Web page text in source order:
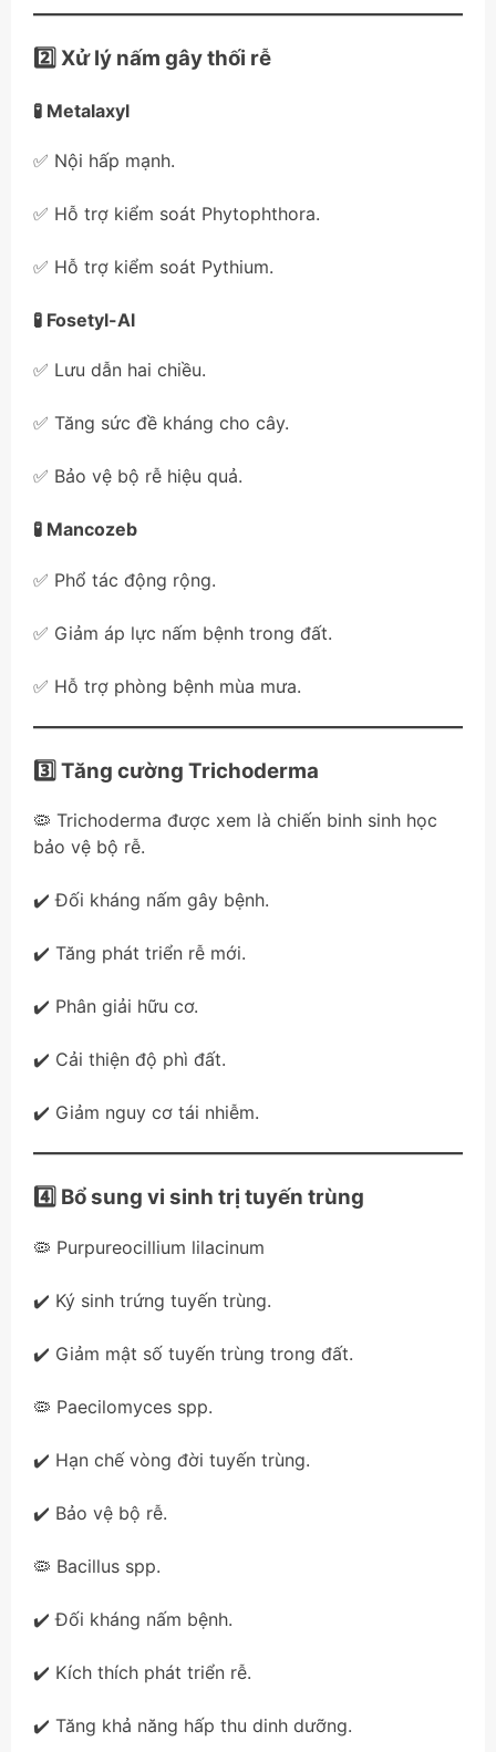
2️⃣ Xử lý nấm gây thối rễ
🧪 Metalaxyl
✅ Nội hấp mạnh.
✅ Hỗ trợ kiểm soát Phytophthora.
✅ Hỗ trợ kiểm soát Pythium.
🧪 Fosetyl-Al
✅ Lưu dẫn hai chiều.
✅ Tăng sức đề kháng cho cây.
✅ Bảo vệ bộ rễ hiệu quả.
🧪 Mancozeb
✅ Phổ tác động rộng.
✅ Giảm áp lực nấm bệnh trong đất.
✅ Hỗ trợ phòng bệnh mùa mưa.
3️⃣ Tăng cường Trichoderma
🦠 Trichoderma được xem là chiến binh sinh học
bảo vệ bộ rễ.
✔️ Đối kháng nấm gây bệnh.
✔️ Tăng phát triển rễ mới.
✔️ Phân giải hữu cơ.
✔️ Cải thiện độ phì đất.
✔️ Giảm nguy cơ tái nhiễm.
4️⃣ Bổ sung vi sinh trị tuyến trùng
🦠 Purpureocillium lilacinum
✔️ Ký sinh trứng tuyến trùng.
✔️ Giảm mật số tuyến trùng trong đất.
🦠 Paecilomyces spp.
✔️ Hạn chế vòng đời tuyến trùng.
✔️ Bảo vệ bộ rễ.
🦠 Bacillus spp.
✔️ Đối kháng nấm bệnh.
✔️ Kích thích phát triển rễ.
✔️ Tăng khả năng hấp thu dinh dưỡng.